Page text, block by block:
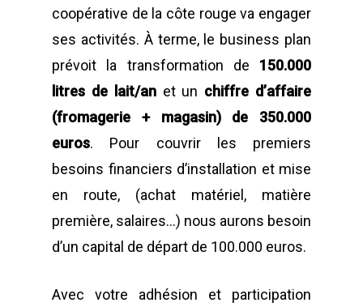
coopérative de la côte rouge va engager
ses activités. À terme, le business plan
prévoit la transformation de 150.000
litres de lait/anet un chiffre d’affaire
(fromagerie + magasin) de 350.000
euros. Pour couvrir les premiers
besoins financiers d’installation et mise
en route, (achat matériel, matière
première, salaires…) nous aurons besoin
d’un capital de départ de 100.000 euros.
Avec votre adhésion et participation